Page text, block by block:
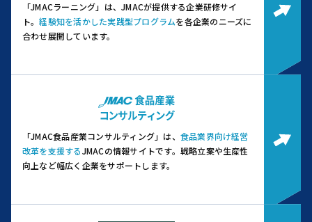
「JMACラーニング」は、JMACが提供する企業研修サイ
ト。経験知を活かした実践型プログラムを各企業のニーズに
合わせ展開しています。
「JMAC食品産業コンサルティング」は、 食品業界向け経営
改革を支援するJMACの情報サイトです。 戦略立案や生産性
向上など幅広く企業をサポートします。